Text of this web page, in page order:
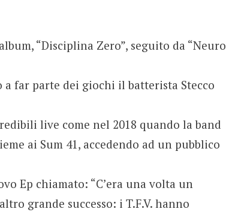
“Disciplina Zero”, seguito da “Neuro
a far parte dei giochi il batterista Stecco
live come nel 2018 quando la band
ai Sum 41, accedendo ad un pubblico
Ep chiamato: “C’era una volta un
grande successo: i T.F.V. hanno